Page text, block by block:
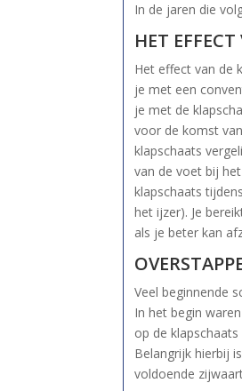
In de jaren die
HET
Het effect van de
je met een
je met de
voor de komst
klapschaats
van de voet bij
klapschaats
het ijzer). Je
als je beter kan
Veel beginnende
In het begin
op de
Belangrijk hierbij
voldoende